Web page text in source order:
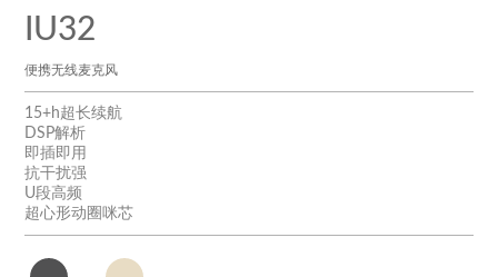
IU32
便携无线麦克风
15+h超长续航
DSP解析
即插即用
抗干扰强
U段高频
超心形动圈咪芯